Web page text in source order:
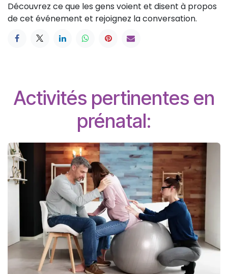
Découvrez ce que les gens voient et disent à propos
de cet événement et rejoignez la conversation.
Activités pertinentes en
prénatal: